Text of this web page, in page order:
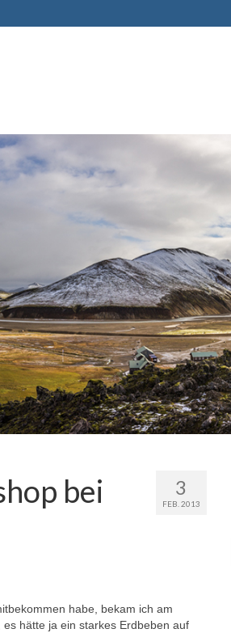
3
FEB. 2013
bei
habe, bekam ich am
hätte ja ein starkes Erdbeben auf